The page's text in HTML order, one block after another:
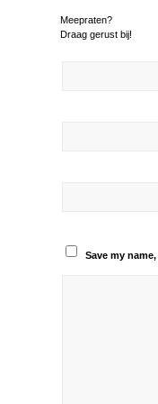
Meepraten?
Draag gerust bij!
Save my